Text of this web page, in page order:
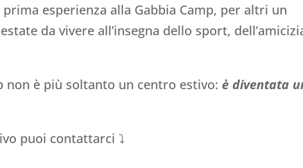
esperienza alla Gabbia Camp, per altri un
da vivere all’insegna dello sport,
non è più soltanto un centro estivo:è diventata
puoi contattarci ⤵️